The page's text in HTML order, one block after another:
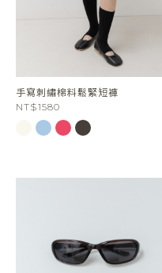
手寫刺繡棉料鬆緊短褲
NT$1580